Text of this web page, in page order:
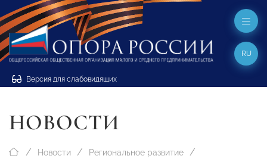
Версия для слабовидящих
RU
НОВОСТИ
Новости Региональное развитие